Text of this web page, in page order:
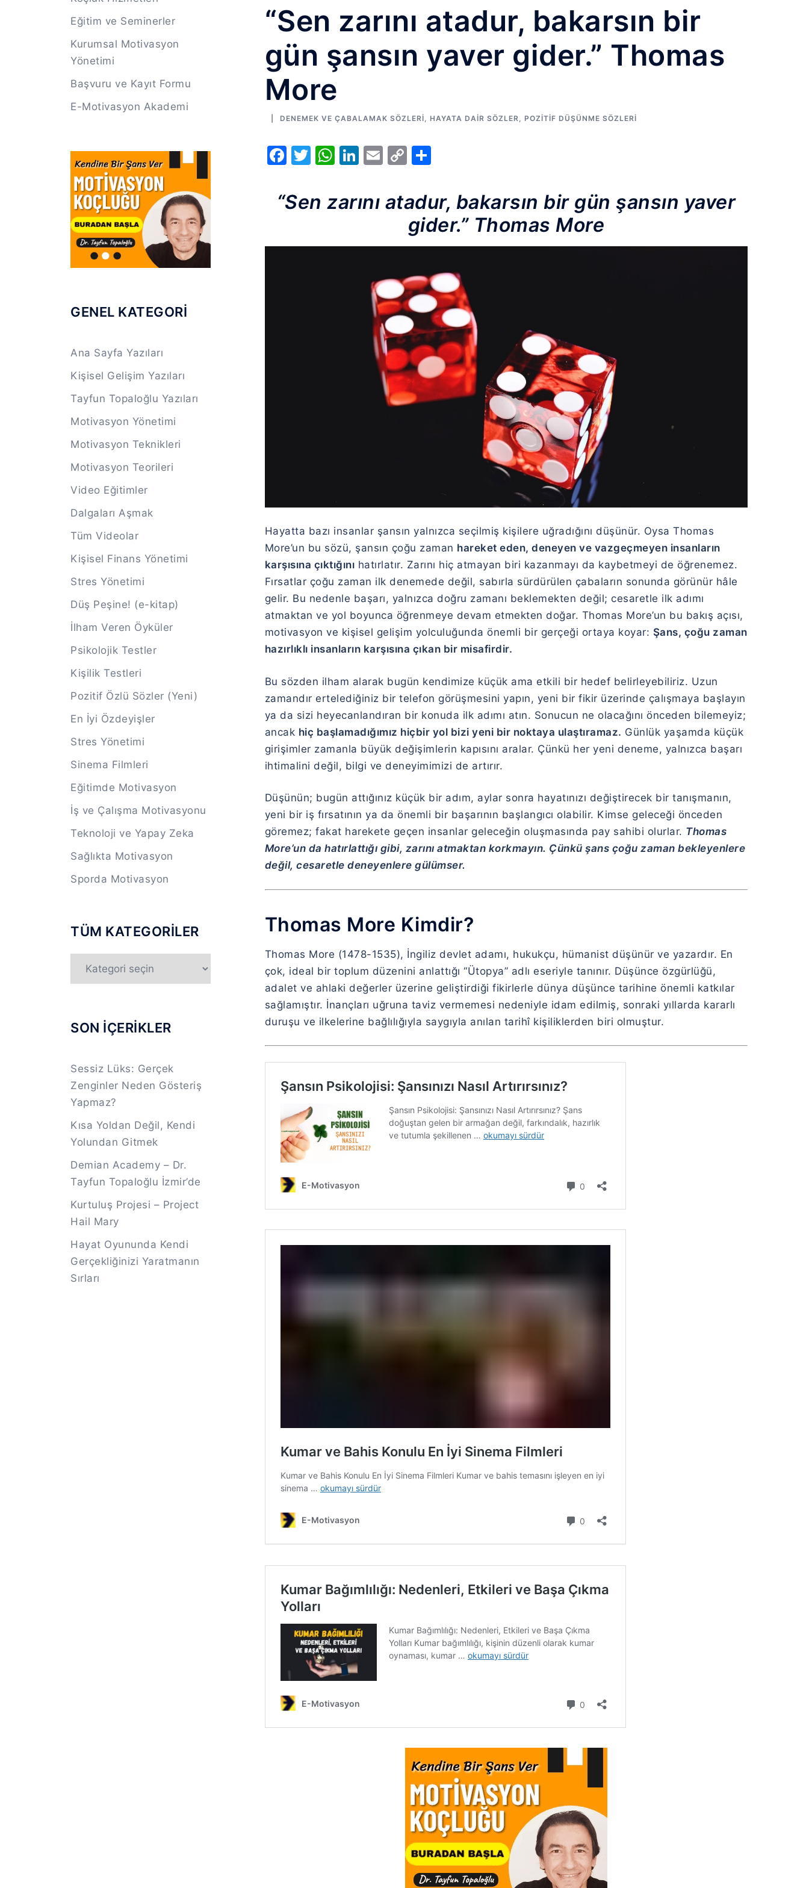
“Sen zarını atadur, bakarsın bir
gün şansın yaver gider.” Thomas
More
DENEMEK VE ÇABALAMAK SÖZLERI HAYATA DAIR SÖZLER POZITIF DÜŞÜNME SÖZLERI
Facebook
Twitter
WhatsApp
LinkedIn
Email
CopyShare
“Sen zarını atadur, bakarsın bir gün şansın yaver
gider.” Thomas More
Hayatta bazı insanlar şansın yalnızca seçilmiş kişilere uğradığını düşünür. Oysa Thomas
More’un bu sözü, şansın çoğu zaman hareket eden, deneyen ve vazgeçmeyen insanların
karşısına çıktığını hatırlatır. Zarını hiç atmayan biri kazanmayı da kaybetmeyi de öğrenemez.
Fırsatlar çoğu zaman ilk denemede değil, sabırla sürdürülen çabaların sonunda görünür hâle
gelir. Bu nedenle başarı, yalnızca doğru zamanı beklemekten değil; cesaretle ilk adımı
atmaktan ve yol boyunca öğrenmeye devam etmekten doğar. Thomas More’un bu bakış açısı,
motivasyon ve kişisel gelişim yolculuğunda önemli bir gerçeği ortaya koyar: Şans, çoğu zaman
hazırlıklı insanların karşısına çıkan bir misafirdir.
Bu sözden ilham alarak bugün kendimize küçük ama etkili bir hedef belirleyebiliriz. Uzun
zamandır ertelediğiniz bir telefon görüşmesini yapın, yeni bir fikir üzerinde çalışmaya başlayın
ya da sizi heyecanlandıran bir konuda ilk adımı atın. Sonucun ne olacağını önceden bilemeyiz;
ancak hiç başlamadığımız hiçbir yol bizi yeni bir noktaya ulaştıramaz. Günlük yaşamda küçük
girişimler zamanla büyük değişimlerin kapısını aralar. Çünkü her yeni deneme, yalnızca başarı
ihtimalini değil, bilgi ve deneyimimizi de artırır.
Düşünün; bugün attığınız küçük bir adım, aylar sonra hayatınızı değiştirecek bir tanışmanın,
yeni bir iş fırsatının ya da önemli bir başarının başlangıcı olabilir. Kimse geleceği önceden
göremez; fakat harekete geçen insanlar geleceğin oluşmasında pay sahibi olurlar. Thomas
More’un da hatırlattığı gibi, zarını atmaktan korkmayın. Çünkü şans çoğu zaman bekleyenlere
değil, cesaretle deneyenlere gülümser.
Thomas More Kimdir?
Thomas More (1478-1535), İngiliz devlet adamı, hukukçu, hümanist düşünür ve yazardır. En
çok, ideal bir toplum düzenini anlattığı “Ütopya” adlı eseriyle tanınır. Düşünce özgürlüğü,
adalet ve ahlaki değerler üzerine geliştirdiği fikirlerle dünya düşünce tarihine önemli katkılar
sağlamıştır. İnançları uğruna taviz vermemesi nedeniyle idam edilmiş, sonraki yıllarda kararlı
duruşu ve ilkelerine bağlılığıyla saygıyla anılan tarihî kişiliklerden biri olmuştur.
Eğitim ve Seminerler
Kurumsal Motivasyon
Yönetimi
Başvuru ve Kayıt Formu
E-Motivasyon Akademi
GENEL KATEGORİ
Ana Sayfa Yazıları
Kişisel Gelişim Yazıları
Tayfun Topaloğlu Yazıları
Motivasyon Yönetimi
Motivasyon Teknikleri
Motivasyon Teorileri
Video Eğitimler
Dalgaları Aşmak
Tüm Videolar
Kişisel Finans Yönetimi
Stres Yönetimi
Düş Peşine! (e-kitap)
İlham Veren Öyküler
Psikolojik Testler
Kişilik Testleri
Pozitif Özlü Sözler (Yeni)
En İyi Özdeyişler
Stres Yönetimi
Sinema Filmleri
Eğitimde Motivasyon
İş ve Çalışma Motivasyonu
Teknoloji ve Yapay Zeka
Sağlıkta Motivasyon
Sporda Motivasyon
TÜM KATEGORİLER
KATEGORİLER
SON İÇERİKLER
Sessiz Lüks: Gerçek
Zenginler Neden Gösteriş
Yapmaz?
Kısa Yoldan Değil, Kendi
Yolundan Gitmek
Demian Academy – Dr.
Tayfun Topaloğlu İzmir’de
Kurtuluş Projesi – Project
Hail Mary
Hayat Oyununda Kendi
Gerçekliğinizi Yaratmanın
Sırları